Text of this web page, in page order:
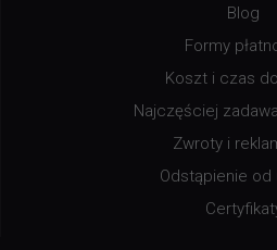
Blog
Formy
Koszt i czas
Najczęściej
Zwroty i
Odstąpienie od